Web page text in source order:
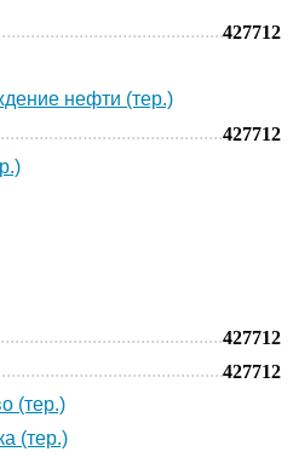
427712
нефти (тер.)
427712
427712
427712
(тер.)
(тер.)